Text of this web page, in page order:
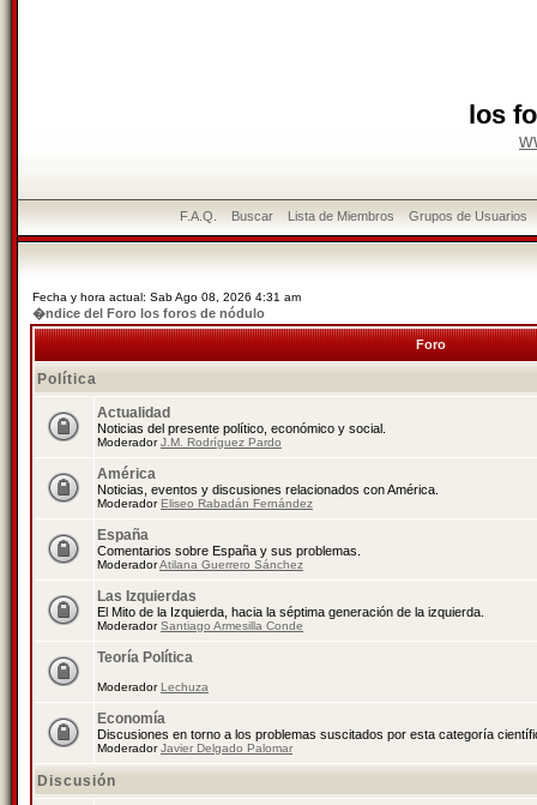
los
F.A.Q. Buscar Lista de Miembros Grupos de Usuarios
Fecha y hora actual: Sab Ago 08, 2026 4:31 am
�ndice del Foro los foros de nódulo
Foro
Política
Actualidad
Noticias del presente político, económico y social.
ModeradorJ.M. Rodríguez Pardo
América
Noticias, eventos y discusiones relacionados con América.
ModeradorEliseo Rabadán Fernández
España
Comentarios sobre España y sus problemas.
ModeradorAtilana Guerrero Sánchez
Las Izquierdas
El Mito de la Izquierda, hacia la séptima generación de la izquierda.
ModeradorSantiago Armesilla Conde
Teoría Política
ModeradorLechuza
Economía
Discusiones en torno a los problemas suscitados por esta categoría
ModeradorJavier Delgado Palomar
Discusión